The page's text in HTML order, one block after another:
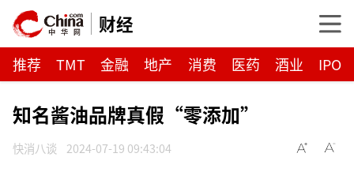
财经
推荐 TMT 金融 地产 消费 医药 酒业 IPO
知名酱油品牌真假“零添加”
快消八谈 2024-07-19 09:43:04